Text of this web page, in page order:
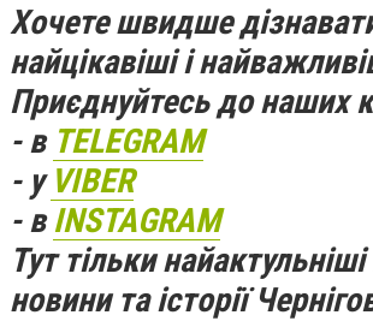
Хочете швидше
найцікавіші і
Приєднуйтесь до наших
- в TELEGRAM
- у VIBER
- вINSTAGRAM
Тут тільки
новини та історії